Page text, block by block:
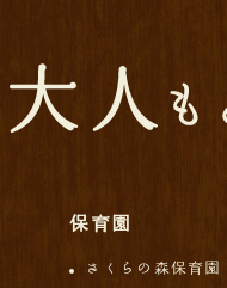
保育園
さくらの森保育園